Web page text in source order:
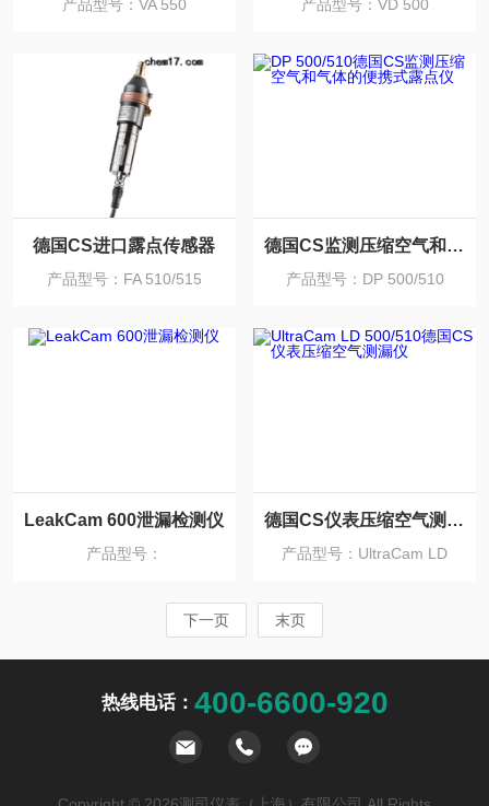
产品型号：VA 550 产品型号：VD 500
德国CS进口露点传感器
产品型号：FA 510/515
德国CS监测压缩空气和气体的便携式露点仪
产品型号：DP 500/510
LeakCam 600泄漏检测仪
产品型号：
德国CS仪表压缩空气测漏仪
产品型号：UltraCam LD
下一页
末页
热线电话： 400-6600-920